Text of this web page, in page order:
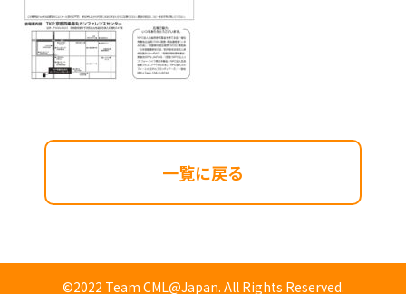
一覧に戻る
©2022 Team CML@Japan. All Rights Reserved.